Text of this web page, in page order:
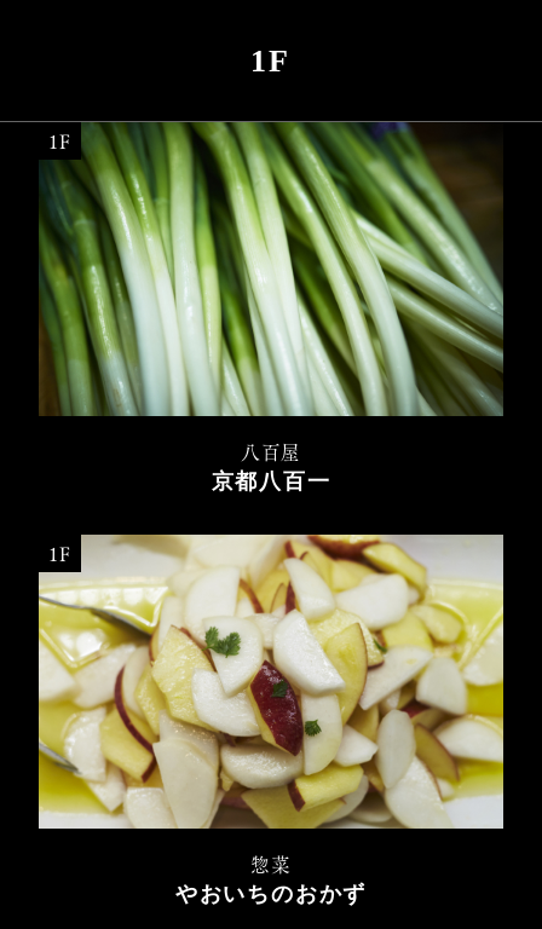
1F
1F
八百屋
京都八百一
1F
惣菜
やおいちのおかず